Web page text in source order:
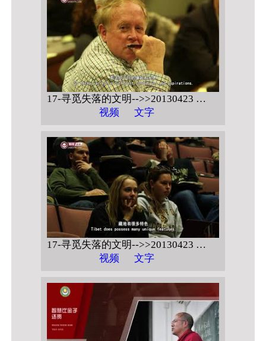
17-寻觅失落的文明-->>20130423 美国博尔德科罗拉多大学 【伏藏授记的密意与缘起 问答】
视频
文字
17-寻觅失落的文明-->>20130423 美国博尔德科罗拉多大学 【藏文化与环境】
视频
文字